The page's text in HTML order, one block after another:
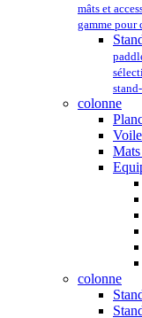
mâts et
gamme pour
colonne
colonne